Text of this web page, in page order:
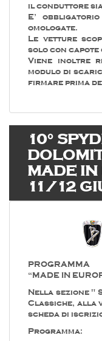
il conduttore sia
E’
omologate.
Le vetture
solo con capote
Viene inoltre
modulo di
firmare prima
10°
MADE IN
11/12
PROGRAMMA
“MADE IN
Nella sezione "
Classiche, alla
scheda di
Programma: